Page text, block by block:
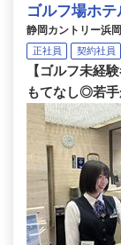
ゴルフ場ホ
静岡カントリー浜
正社員 契約社員
【ゴルフ未経
もてなし◎若手